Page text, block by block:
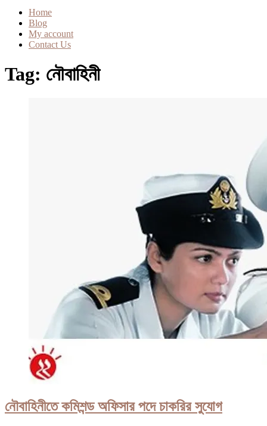
Home
Blog
My account
Contact Us
Tag: নৌবাহিনী
নৌবাহিনীতে কমিশন্ড অফিসার পদে চাকরির সুযোগ